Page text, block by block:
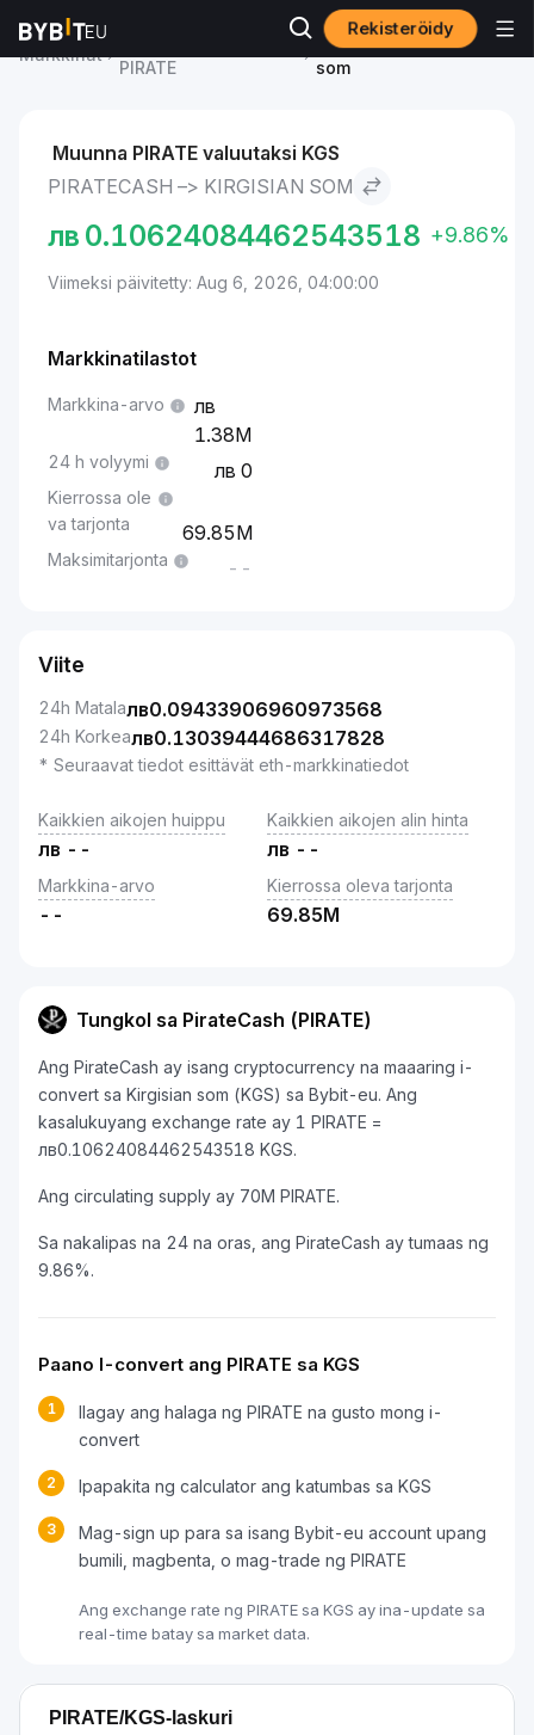
Rekisteröidy
Markkinat
PIRATE
PirateCash to Kirgisian
som
Muunna PIRATE valuutaksi KGS
PIRATECASH –> KIRGISIAN SOM
лв 0.10624084462543518 +9.86%
Viimeksi päivitetty: Aug 6, 2026, 04:00:00
Markkinatilastot
Markkina-arvo
1.38M
24 h volyymi 0
Kierrossa ole
va tarjonta
69.85M
Maksimitarjonta --
Viite
24h Matalaлв0.09433906960973568
24h Korkeaлв0.13039444686317828
* Seuraavat tiedot esittävät eth-markkinatiedot
Kaikkien aikojen huippu
лв --
Kaikkien aikojen alin hinta
лв --
Markkina-arvo
--
Kierrossa oleva tarjonta
69.85M
Tungkol sa PirateCash (PIRATE)
Ang PirateCash ay isang cryptocurrency na maaaring i-
convert sa Kirgisian som (KGS) sa Bybit-eu. Ang
kasalukuyang exchange rate ay 1 PIRATE =
лв0.10624084462543518 KGS.
Ang circulating supply ay 70M PIRATE.
Sa nakalipas na 24 na oras, ang PirateCash ay tumaas ng
9.86%.
Paano I-convert ang PIRATE sa KGS
1
Ilagay ang halaga ng PIRATE na gusto mong i-
convert
2 Ipapakita ng calculator ang katumbas sa KGS
3
Mag-sign up para sa isang Bybit-eu account upang
bumili, magbenta, o mag-trade ng PIRATE
Ang exchange rate ng PIRATE sa KGS ay ina-update sa
real-time batay sa market data.
PIRATE/KGS-laskuri